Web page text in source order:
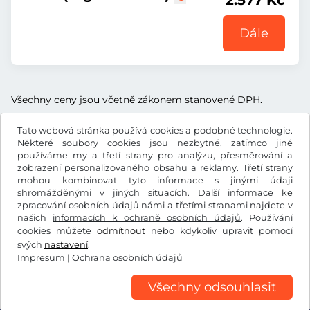
Tato webová stránka používá cookies a podobné technologie.
Některé soubory cookies jsou nezbytné, zatímco jiné
používáme my a třetí strany pro analýzu, přesměrování a
zobrazení personalizovaného obsahu a reklamy. Třetí strany
mohou kombinovat tyto informace s jinými údaji
shromážděnými v jiných situacích. Další informace ke
zpracování osobních údajů námi a třetími stranami najdete v
našich informacích k ochraně osobních údajů. Používání
cookies můžete odmítnout nebo kdykoliv upravit pomocí
svých nastavení.
Impresum | Ochrana osobních údajů
Všechny odsouhlasit
Dále
Všechny ceny jsou včetně zákonem stanovené DPH.
KčCZK
Facebook Instagram
Všeobecné obchodní podmínky / Právo na odstoupení od
smlouvy
Nastavení cookies Impresum